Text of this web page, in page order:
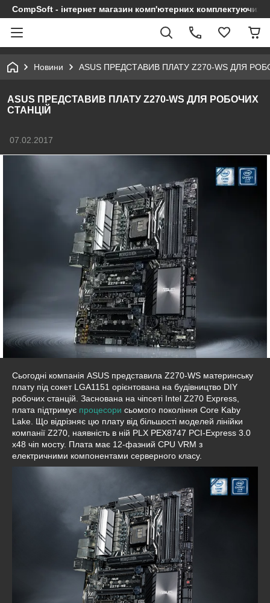
CompSoft - інтернет магазин комп'ютерних комплектуючих
Новини ASUS ПРЕДСТАВИВ ПЛАТУ Z270-WS ДЛЯ
ASUS ПРЕДСТАВИВ ПЛАТУ Z270-WS ДЛЯ РОБОЧИХ
СТАНЦІЙ
07.02.2017
Сьогодні компанія ASUS представила Z270-WS материнську
плату під сокет LGA1151 орієнтована на будівництво DIY
робочих станцій. Заснована на чіпсеті Intel Z270 Express,
плата підтримує процесори сьомого покоління Core Kaby
Lake. Що відрізняє цю плату від більшості моделей лінійки
компанії Z270, наявність в ній PLX PEX8747 PCI-Express 3.0
x48 чіп мосту. Плата має 12-фазний CPU VRM з
електричними компонентами серверного класу.